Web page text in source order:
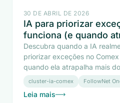
30 DE ABRIL DE 2026
IA para priorizar
funciona (e quando
Descubra quando a IA
priorizar exceções no
quando ela atrapalha mais
cluster-ia-comex FollowNet
Leia mais